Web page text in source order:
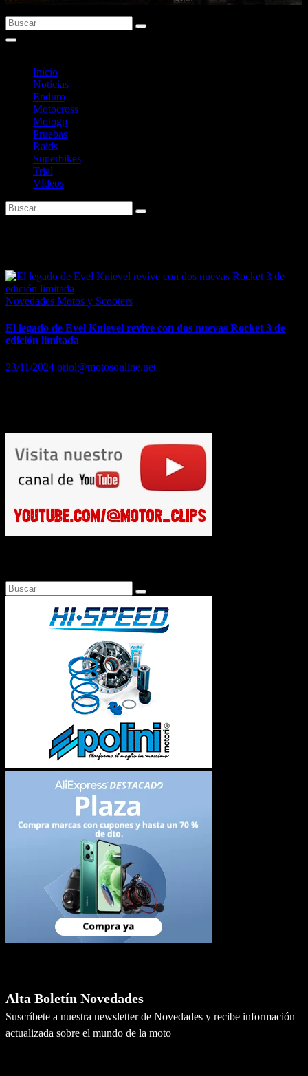
Inicio
Noticias
Enduro
Motocross
Motogp
Pruebas
Raids
Superbikes
Trial
Vídeos
Novedades Motos y Scooters
El legado de Evel Knievel revive con dos nuevas Rocket 3 de
edición limitada
23/11/2024 oriol@motosonline.net
Alta Boletín Novedades
Suscríbete a nuestra newsletter de Novedades y recibe información
actualizada sobre el mundo de la moto